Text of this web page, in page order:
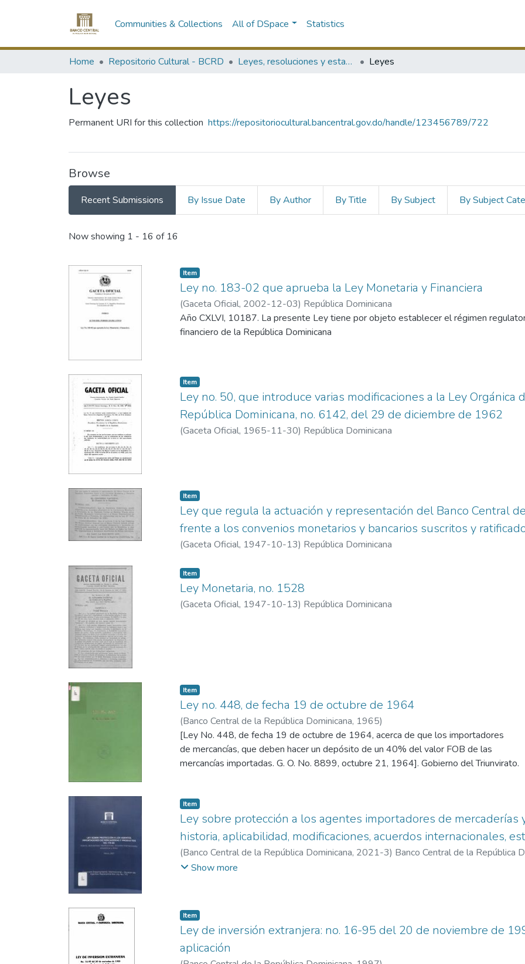
Communities & Collections All of DSpace Statistics
Home Repositorio Cultural - BCRD Leyes, resoluciones y estados financieros Leyes
Leyes
Permanent URI for this collection https://repositoriocultural.bancentral.gov.do/handle/123456789/722
Browse
Recent Submissions By Issue Date By Author By Title By Subject By Subject
Recent Submissions
Now showing 1 - 16 of 16
Item
Ley no. 183-02 que aprueba la Ley Monetaria y Financiera
(Gaceta Oficial, 2002-12-03) República Dominicana
Año CXLVI, 10187. La presente Ley tiene por objeto establecer el régimen
financiero de la República Dominicana
Item
Ley no. 50, que introduce varias modificaciones a la Ley Orgánica
República Dominicana, no. 6142, del 29 de diciembre de 1962
(Gaceta Oficial, 1965-11-30) República Dominicana
Item
Ley que regula la actuación y representación del Banco Central
frente a los convenios monetarios y bancarios suscritos y
(Gaceta Oficial, 1947-10-13) República Dominicana
Item
Ley Monetaria, no. 1528
(Gaceta Oficial, 1947-10-13) República Dominicana
Item
Ley no. 448, de fecha 19 de octubre de 1964
(Banco Central de la República Dominicana, 1965)
[Ley No. 448, de fecha 19 de octubre de 1964, acerca de que los importadores
de mercancías, que deben hacer un depósito de un 40% del valor FOB de las
mercancías importadas. G. O. No. 8899, octubre 21, 1964]. Gobierno del Triunvirato.
Item
Ley sobre protección a los agentes importadores de mercaderías
historia, aplicabilidad, modificaciones, acuerdos internacionales,
(Banco Central de la República Dominicana, 2021-3) Banco Central de la República
Departamento Internacional
Show more
Item
Ley de inversión extranjera: no. 16-95 del 20 de noviembre de
aplicación